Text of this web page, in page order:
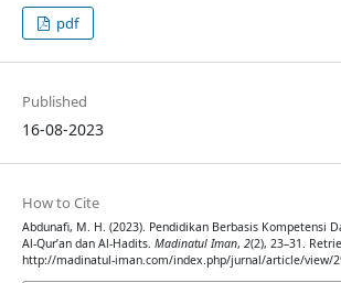
pdf
Published
16-08-2023
How to Cite
Abdunafi, M. H. (2023). Pendidikan Berbasis Kompetensi
Al-Qur’an dan Al-Hadits. Madinatul Iman, 2(2), 23–31.
http://madinatul-iman.com/index.php/jurnal/article/view/